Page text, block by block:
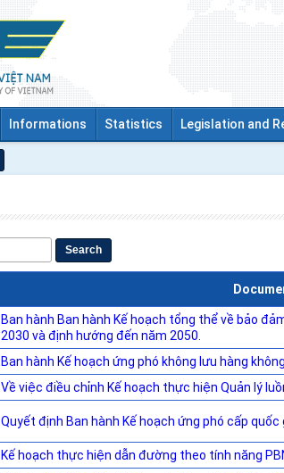
Informations Statistics Legislation and
Search
Ban hành Ban hành Kế hoạch tổng thể về bảo
2030 và định hướng đến năm 2050.
Ban hành Kế hoạch ứng phó không lưu hàng
Về việc điều chỉnh Kế hoạch thực hiện Quản lý
Quyết định Ban hành Kế hoạch ứng phó cấp
Kế hoạch thực hiện dẫn đường theo tính năng